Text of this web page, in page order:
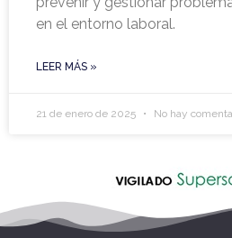
en el entorno laboral.
LEER MÁS »
21 de enero de 2025 No hay